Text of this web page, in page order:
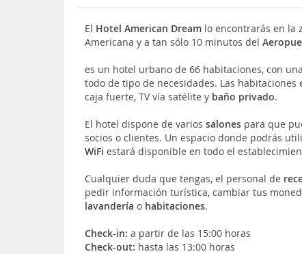
El Hotel American Dream lo encontrarás en la
Americana y a tan sólo 10 minutos del
es un hotel urbano de 66 habitaciones, con
todo de tipo de necesidades. Las habitaciones
caja fuerte, TV vía satélite y baño privado.
El hotel dispone de variossalones para que
socios o clientes. Un espacio donde podrás
WiFiestará disponible en todo el
Cualquier duda que tengas, el personal de
pedir información turística, cambiar tus
lavandería o habitaciones.
Check-in: a partir de las 15:00 horas
Check-out: hasta las 13:00 horas